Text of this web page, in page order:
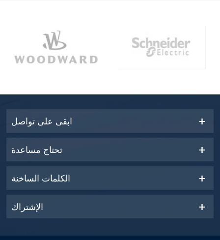
ابقى على تواصل
تحتاج مساعدة
الكلمات الساخنة
الإشتراك